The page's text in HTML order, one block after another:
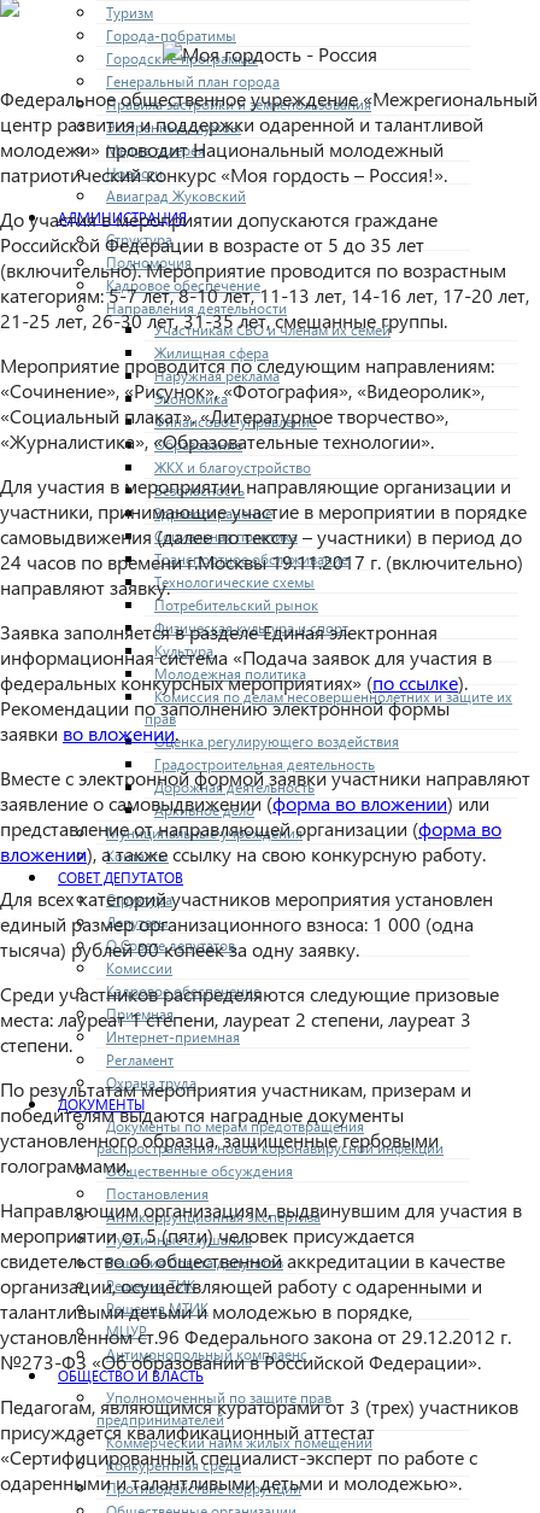
Туризм
Города-побратимы
Городские программы
Генеральный план города
Правила застройки и землепользования
Экстренные службы
Медиа галерея
Новости
Авиаград Жуковский
АДМИНИСТРАЦИЯ
Структура
Полномочия
Кадровое обеспечение
Направления деятельности
Участникам СВО и членам их семей
Жилищная сфера
Наружная реклама
Экономика
Финансовое управление
Образование
ЖКХ и благоустройство
Безопасность
Здравоохранение
Социальная политика
Транспортное обслуживание
Технологические схемы
Потребительский рынок
Физическая культура и спорт
Культура
Молодежная политика
Комиссия по делам несовершеннолетних и защите их
прав
Оценка регулирующего воздействия
Градостроительная деятельность
Дорожная деятельность
Архивное дело
Муниципальные учреждения
Контакты
СОВЕТ ДЕПУТАТОВ
Структура
Депутаты
О Совете депутатов
Комиссии
Кадровое обеспечение
Приемная
Интернет-приемная
Регламент
Охрана труда
ДОКУМЕНТЫ
Документы по мерам предотвращения
распространения новой коронавирусной инфекции
Общественные обсуждения
Постановления
Антикоррупционная экспертиза
Публичные слушания
Решения Совета депутатов
Решения ТИК
Решения МТИК
МЦУР
Антимонопольный комплаенс
ОБЩЕСТВО И ВЛАСТЬ
Уполномоченный по защите прав
предпринимателей
Коммерческий найм жилых помещений
Конкурентная среда
Противодействие коррупции
Федеральное общественное учреждение «Межрегиональный
центр развития и поддержки одаренной и талантливой
молодежи» проводит Национальный молодежный
патриотический конкурс «Моя гордость – Россия!».
До участия в мероприятии допускаются граждане
Российской Федерации в возрасте от 5 до 35 лет
(включительно). Мероприятие проводится по возрастным
категориям: 5-7 лет, 8-10 лет, 11-13 лет, 14-16 лет, 17-20 лет,
21-25 лет, 26-30 лет, 31-35 лет, смешанные группы.
Мероприятие проводится по следующим направлениям:
«Сочинение», «Рисунок», «Фотография», «Видеоролик»,
«Социальный плакат», «Литературное творчество»,
«Журналистика», «Образовательные технологии».
Для участия в мероприятии направляющие организации и
участники, принимающие участие в мероприятии в порядке
самовыдвижения (далее по тексту – участники) в период до
24 часов по времени г.Москвы 19.11.2017 г. (включительно)
направляют заявку.
Заявка заполняется в разделе Единая электронная
информационная система «Подача заявок для участия в
федеральных конкурсных мероприятиях» (по ссылке).
Рекомендации по заполнению электронной формы
заявки во вложении.
Вместе с электронной формой заявки участники направляют
заявление о самовыдвижении (форма во вложении) или
представление от направляющей организации (форма во
вложении), а также ссылку на свою конкурсную работу.
Для всех категорий участников мероприятия установлен
единый размер организационного взноса: 1 000 (одна
тысяча) рублей 00 копеек за одну заявку.
Среди участников распределяются следующие призовые
места: лауреат 1 степени, лауреат 2 степени, лауреат 3
степени.
По результатам мероприятия участникам, призерам и
победителям выдаются наградные документы
установленного образца, защищенные гербовыми
голограммами.
Направляющим организациям, выдвинувшим для участия в
мероприятии от 5 (пяти) человек присуждается
свидетельство об общественной аккредитации в качестве
организации, осуществляющей работу с одаренными и
талантливыми детьми и молодежью в порядке,
установленном ст.96 Федерального закона от 29.12.2012 г.
№273-ФЗ «Об образовании в Российской Федерации».
Педагогам, являющимся кураторами от 3 (трех) участников
присуждается квалификационный аттестат
«Сертифицированный специалист-эксперт по работе с
одаренными и талантливыми детьми и молодежью».